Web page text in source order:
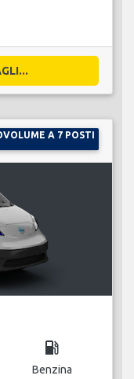
A 7 POSTI
local_gas_station
Benzina